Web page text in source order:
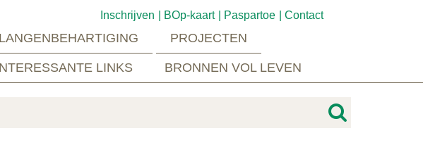
Inschrijven BOp-kaart Paspartoe Contact
PROJECTEN
LINKS BRONNEN VOL LEVEN